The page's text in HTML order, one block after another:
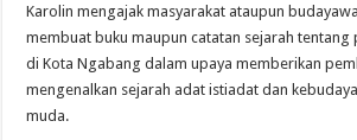
Karolin mengajak masyarakat ataupun
membuat buku maupun catatan sejarah
di Kota Ngabang dalam upaya memberikan
mengenalkan sejarah adat istiadat dan
muda.